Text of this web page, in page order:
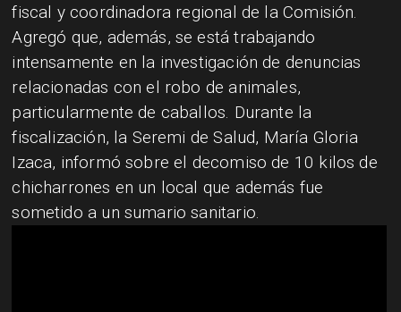
fiscal y coordinadora regional de la Comisión.
Agregó que, además, se está trabajando
intensamente en la investigación de denuncias
relacionadas con el robo de animales,
particularmente de caballos. Durante la
fiscalización, la Seremi de Salud, María Gloria
Izaca, informó sobre el decomiso de 10 kilos de
chicharrones en un local que además fue
sometido a un sumario sanitario.